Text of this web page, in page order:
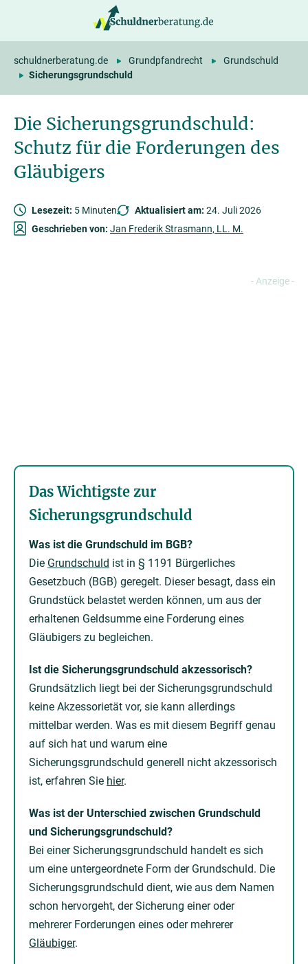
Die Sicherungsgrundschuld:
Schutz für die Forderungen des
Gläubigers
schuldnerberatung.de Grundpfandrecht
Grundschuld
Sicherungsgrundschuld
Lesezeit: 5 Minuten Aktualisiert am: 24. Juli 2026
Geschrieben von: Jan Frederik Strasmann, LL. M.
Das Wichtigste zur
Sicherungsgrundschuld
Was ist die Grundschuld im BGB?
Die Grundschuld ist in § 1191 Bürgerliches
Gesetzbuch (BGB) geregelt. Dieser besagt, dass ein
Grundstück belastet werden können, um aus der
erhaltenen Geldsumme eine Forderung eines
Gläubigers zu begleichen.
Ist die Sicherungsgrundschuld akzessorisch?
Grundsätzlich liegt bei der Sicherungsgrundschuld
keine Akzessorietät vor, sie kann allerdings
mittelbar werden. Was es mit diesem Begriff genau
auf sich hat und warum eine
Sicherungsgrundschuld generell nicht akzessorisch
ist, erfahren Sie hier.
Was ist der Unterschied zwischen Grundschuld
und Sicherungsgrundschuld?
Bei einer Sicherungsgrundschuld handelt es sich
um eine untergeordnete Form der Grundschuld. Die
Sicherungsgrundschuld dient, wie aus dem Namen
schon hervorgeht, der Sicherung einer oder
mehrerer Forderungen eines oder mehrerer
Gläubiger.